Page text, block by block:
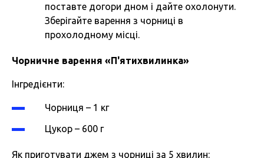
поставте догори дном і дайте охолонути.
Зберігайте варення з чорниці в
прохолодному місці.
Чорничне варення «П'ятихвилинка»
Інгредієнти:
Чорниця – 1 кг
Цукор – 600 г
Як приготувати джем з чорниці за 5 хвилин: